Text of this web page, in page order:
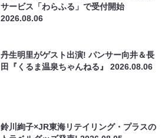
サービス「わらふる」で受付開始
2026.08.06
丹生明里がゲスト出演! パンサー向井＆長
田『くるま温泉ちゃんねる』2026.08.06
鈴川絢子×JR東海リテイリング・プラスの